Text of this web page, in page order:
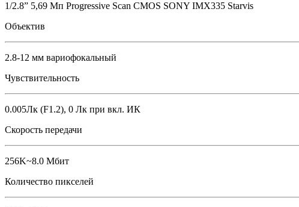
1/2.8” 5,69 Мп Progressive Scan CMOS SONY IMX335 Starvis
Объектив
2.8-12 мм вариофокальный
Чувствительность
0.005Лк (F1.2), 0 Лк при вкл. ИК
Скорость передачи
256K~8.0 Мбит
Количество пикселей